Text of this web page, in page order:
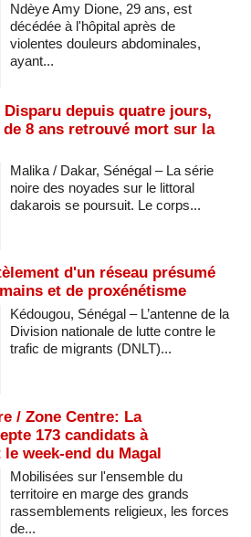
Ndèye Amy Dione, 29 ans, est
décédée à l'hôpital après de
violentes douleurs abdominales,
ayant...
Disparu depuis quatre jours,
8 ans retrouvé mort sur la
Malika / Dakar, Sénégal – La série
noire des noyades sur le littoral
dakarois se poursuit. Le corps...
d'un réseau présumé
et de proxénétisme
Kédougou, Sénégal – L’antenne de la
Division nationale de lutte contre le
trafic de migrants (DNLT)...
/ Zone Centre: La
173 candidats à
week-end du Magal
Mobilisées sur l'ensemble du
territoire en marge des grands
rassemblements religieux, les forces
de...